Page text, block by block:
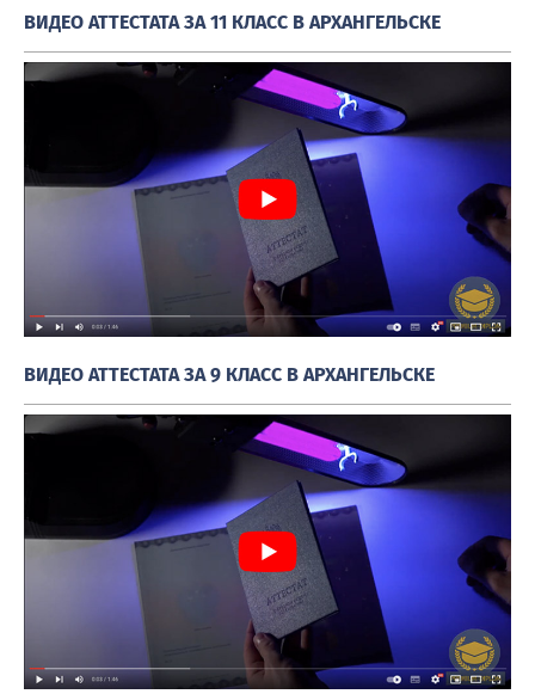
ВИДЕО АТТЕСТАТА ЗА 11 КЛАСС В АРХАНГЕЛЬСКЕ
ВИДЕО АТТЕСТАТА ЗА 9 КЛАСС В АРХАНГЕЛЬСКЕ